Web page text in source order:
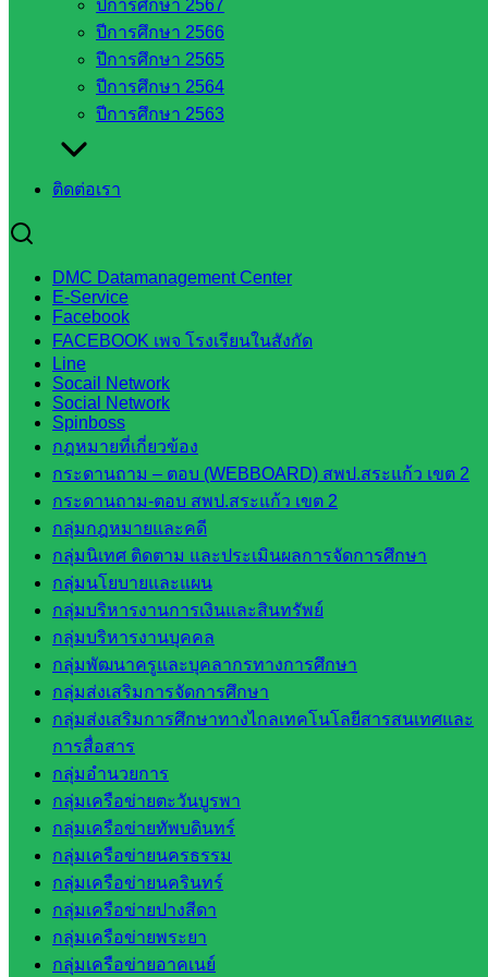
ปีการศึกษา 2567
ปีการศึกษา 2566
ปีการศึกษา 2565
ปีการศึกษา 2564
ปีการศึกษา 2563
ติดต่อเรา
DMC Datamanagement Center
E-Service
Facebook
FACEBOOK เพจ โรงเรียนในสังกัด
Line
Socail Network
Social Network
Spinboss
กฎหมายที่เกี่ยวข้อง
กระดานถาม – ตอบ (WEBBOARD) สพป.สระแก้ว เขต 2
กระดานถาม-ตอบ สพป.สระแก้ว เขต 2
กลุ่มกฎหมายและคดี
กลุ่มนิเทศ ติดตาม และประเมินผลการจัดการศึกษา
กลุ่มนโยบายและแผน
กลุ่มบริหารงานการเงินและสินทรัพย์
กลุ่มบริหารงานบุคคล
กลุ่มพัฒนาครูและบุคลากรทางการศึกษา
กลุ่มส่งเสริมการจัดการศึกษา
กลุ่มส่งเสริมการศึกษาทางไกลเทคโนโลยีสารสนเทศและ
การสื่อสาร
กลุ่มอำนวยการ
กลุ่มเครือข่ายตะวันบูรพา
กลุ่มเครือข่ายทัพบดินทร์
กลุ่มเครือข่ายนครธรรม
กลุ่มเครือข่ายนครินทร์
กลุ่มเครือข่ายปางสีดา
กลุ่มเครือข่ายพระยา
กลุ่มเครือข่ายอาคเนย์
สระแก้ว
สพป.
สระแก้ว
เขต 1
สพป.สระแก้ว
เขต 2
โรงเรียน
โรงเรียน
ในสังกัด
สพป.สระแก้ว
เขต 2
วิทยาลัย
เทคนิค
สระแก้ว
วิทยาลัย
เทคนิค
วังน้ำเย็น
กศน.สระแก้ว
เว็บไซต์
กลุ่มงาน
ใน
สำนักงาน
กลุ่
มอำนวย
การ
กลุ่ม
บริหาร
งานงาน
เงินและ